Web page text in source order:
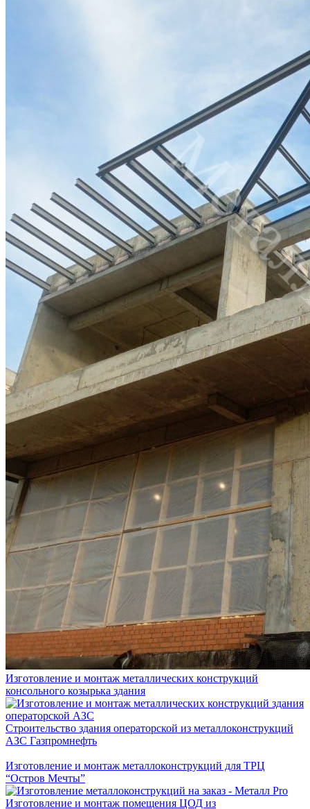
Изготовление и монтаж металлических конструкций
консольного козырька здания
Строительство здания операторской из металлоконструкций
АЗС Газпромнефть
Изготовление и монтаж металлоконструкций для ТРЦ
“Остров Мечты”
Изготовление и монтаж помещения ЦОД из